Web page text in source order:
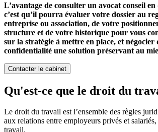
L’avantage de consulter un avocat conseil
c’est qu’il pourra évaluer votre dossier au
entreprise ou association, de votre
structure et de votre historique pour vous
sur la stratégie à mettre en place, et négocier
confidentialité une solution préservant au
Contacter le cabinet
Qu'est-ce que le droit du
Le droit du travail est l’ensemble des règles
aux relations entre employeurs privés et
travail.